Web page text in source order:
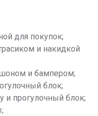
для покупок;
и накидкой
и бампером;
блок;
и прогулочный блок;